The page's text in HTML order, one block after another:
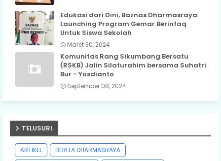
Edukasi dari Dini, Baznas Dharmasraya
Launching Program Gemar Berinfaq
Untuk Siswa Sekolah
Maret 30, 2024
Komunitas Rang Sikumbang Bersatu
(RSKB) Jalin Silaturahim bersama Suhatri
Bur - Yosdianto
September 08, 2024
TELUSURI
ARTIKEL
BERITA DHARMASRAYA